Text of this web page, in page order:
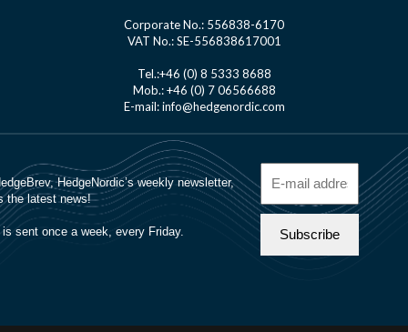
Corporate No.: 556838-6170
VAT No.: SE-556838617001
Tel.:+46 (0) 8 5333 8688
Mob.: +46 (0) 7 06566688
E-mail: info@hedgenordic.com